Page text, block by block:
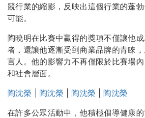
競行業的縮影，反映出這個行業的蓬
可能。
陶曉明在比賽中贏得的獎項不僅讓他
者，還讓他逐漸受到商業品牌的青睞
言人。他的影響力不再僅限於比賽場
和社會層面。
陶沈榮
陶沈榮 陶沈榮
陶沈榮
在許多公眾活動中，他積極倡導健康